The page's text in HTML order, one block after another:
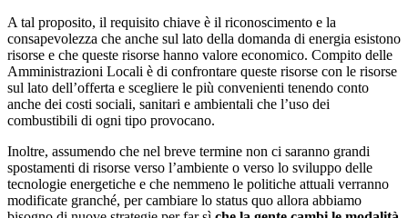
A tal proposito, il requisito chiave è il riconoscimento e la
consapevolezza che anche sul lato della domanda di energia esistono
risorse e che queste risorse hanno valore economico. Compito delle
Amministrazioni Locali è di confrontare queste risorse con le risorse
sul lato dell’offerta e scegliere le più convenienti tenendo conto
anche dei costi sociali, sanitari e ambientali che l’uso dei
combustibili di ogni tipo provocano.
Inoltre, assumendo che nel breve termine non ci saranno grandi
spostamenti di risorse verso l’ambiente o verso lo sviluppo delle
tecnologie energetiche e che nemmeno le politiche attuali verranno
modificate granché, per cambiare lo status quo allora abbiamo